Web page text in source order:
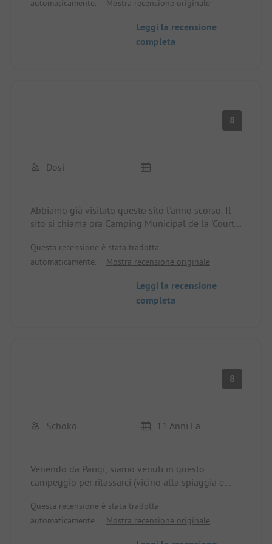
con tanto di vasca per i più piccoli. La strada per la
soprattutto i cani erano ammessi, cosa che ha reso
il nostro Labrador molto felice.
automaticamente.
Mostra recensione originale
Leggi la recensione
completa
8
Dosi
Abbiamo già visitato questo sito l'anno scorso. Il
sito si chiama ora Camping Municipal de la 'Court.
purtroppo non erano aperte in bassa stagione.
Durante la nostra prima passeggiata nel sito, ci è
numerosi alloggi (tipis, ecc.) erano tutti disabitati.
La vicinanza al mare e alla spiaggia è ottima.
Questa recensione è stata tradotta
automaticamente.
Mostra recensione originale
Leggi la recensione
completa
8
Schoko 11 Anni Fa
Venendo da Parigi, siamo venuti in questo
campeggio per rilassarci (vicino alla spiaggia e
probabilmente per divergenze, il sito è stato
rinominato Camping la Court. Le piazzole erano
Questa recensione è stata tradotta
automaticamente.
Mostra recensione originale